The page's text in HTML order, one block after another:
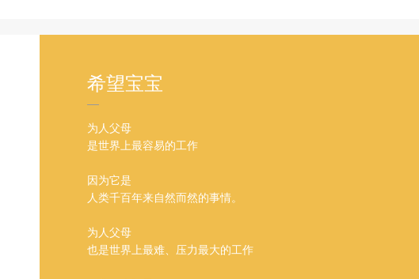
希望宝宝
为人父母
是世界上最容易的工作
因为它是
人类千百年来自然而然的事情。
为人父母
也是世界上最难、压力最大的工作